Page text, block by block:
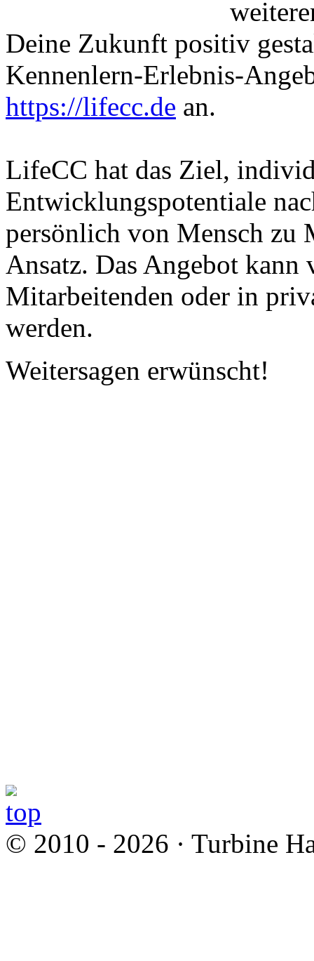
Deine Zukunft positiv
Kennenlern-Erlebnis-
https://lifecc.de an.
LifeCC hat das Ziel,
Entwicklungspotentiale
persönlich von Mensch zu
Ansatz. Das Angebot kann
Mitarbeitenden oder in
werden.
Weitersagen erwünscht!
© 2010 - 2026 · Turbine